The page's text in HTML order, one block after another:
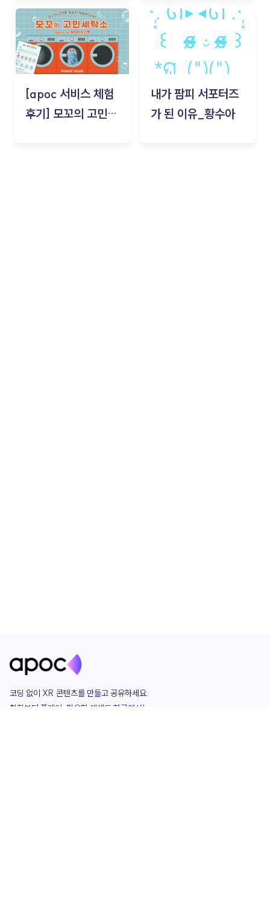
김태현
[apoc 서비스 체험
후기] 모꼬의 고민세
내가 팜피 서포터즈
가 된 이유_황수아
코딩 없이 XR 콘텐츠를 만들고 공유하세요.
창작부터 플레이, 필요한 애셋도 한곳에서!